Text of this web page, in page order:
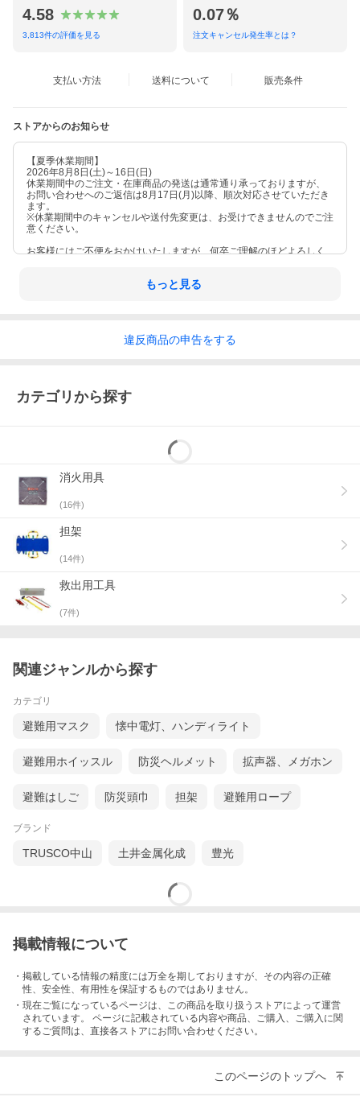
4.58
3,813件の評価を見る
0.07％
注文キャンセル発生率とは？
支払い方法 送料について 販売条件
ストアからのお知らせ
【夏季休業期間】
2026年8月8日(土)～16日(日)
休業期間中のご注文・在庫商品の発送は通常通り承っておりますが、
お問い合わせへのご返信は8月17日(月)以降、順次対応させていただき
ます。
※休業期間中のキャンセルや送付先変更は、お受けできませんのでご注
意ください。
お客様にはご不便をおかけいたしますが、何卒ご理解のほどよろしく
もっと見る
違反商品の申告をする
カテゴリから探す
消火用具
(16件)
担架
(14件)
救出用工具
(7件)
関連ジャンルから探す
カテゴリ
避難用マスク 懐中電灯、ハンディライト
避難用ホイッスル 防災ヘルメット 拡声器、メガホン
避難はしご 防災頭巾 担架 避難用ロープ
ブランド
TRUSCO中山 土井金属化成 豊光
掲載情報について
・掲載している情報の精度には万全を期しておりますが、その内容の正確
性、安全性、有用性を保証するものではありません。
・現在ご覧になっているページは、この商品を取り扱うストアによって運営
されています。 ページに記載されている内容や商品、ご購入 、ご購入に関
するご質問は、直接各ストアにお問い合わせください。
このページのトップへ